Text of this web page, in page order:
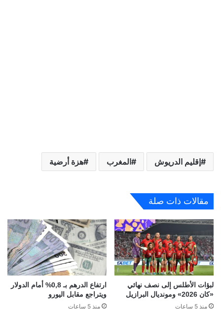
إقليم الدريوش المغرب هزة أرضية
مقالات ذات صلة
لبؤات الأطلس إلى نصف نهائي
«كان 2026» ومونديال البرازيل
منذ 5 ساعات
ارتفاع الدرهم بـ 0,8% أمام الدولار
ويتراجع مقابل اليورو
منذ 5 ساعات